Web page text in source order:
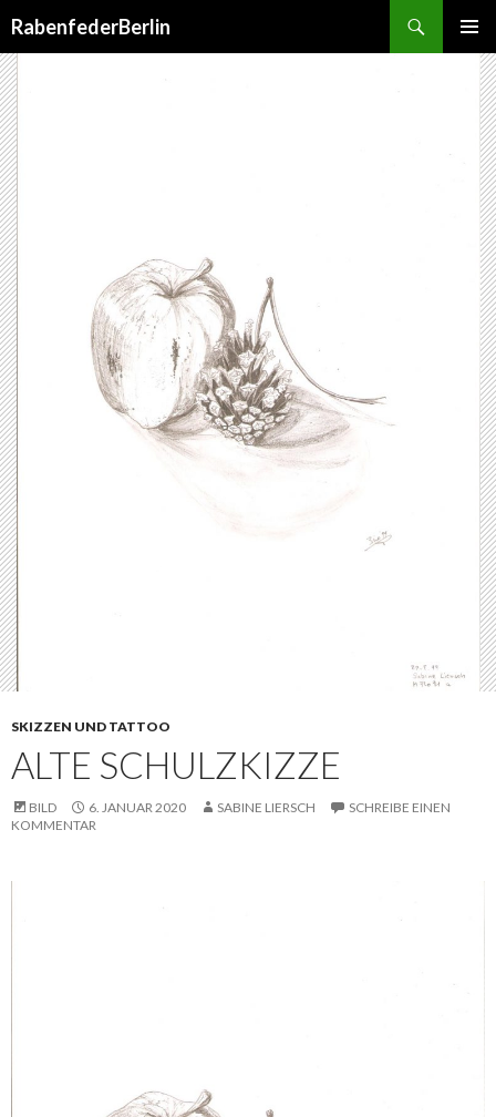
RabenfederBerlin
MENÜ
ZUM
INHALT
SKIZZEN UND TATTOO
ALTE SCHULZKIZZE
BILD 6. JANUAR 2020 SABINE LIERSCH
SCHREIBE EINEN
KOMMENTAR